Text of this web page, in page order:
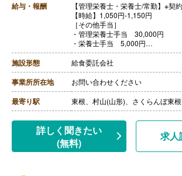
給与・報酬
【管理栄養士・栄養士/常勤】※契
【時給】1,050円‐1,150円
［その他手当］
・管理栄養士手当 30,000円
・栄養士手当 5,000円
・調理師手当 5,000円
・衛生管理者手当 5,000円
・リーダー手当 4,000円
・チーフ手当 15,000円-30,000円
・セカンドチーフ手当 10,000円
・配偶者手当 5,000円（世帯主に
・扶養手当 3,000円
【賞与】あり
【通勤手当】あり（全額支給）
【昇給】あり
施設形態 給食委託会社
事業所所在地 お問い合わせください
最寄り駅 東根、村山(山形)、さくらんぼ東根
詳しく聞きたい
(無料)
求人